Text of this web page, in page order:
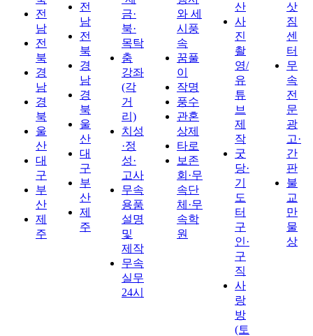
전
남
전
북
경
남
경
북
울
산
대
구
부
산
제
주
전
남
전
북
경
남
경
북
울
산
대
구
부
산
제
주
금·
북·
목탁
춤
강좌
(각
거
리)
치성
·정
성·
고사
무속
용품
설명
및
제작
무속
실무
24시
와 세
시풍
속
꿈풀
이
작명
풍수
관혼
상제
타로
보존
회·무
속단
체·무
속학
원
산
사
진
촬
영/
유
튜
브
제
작
굿
당·
기
도
터
구
인·
구
직
사
랑
방
(토
삿
짐
센
터
무
속
전
문
광
고·
간
판
불
교
만
물
상